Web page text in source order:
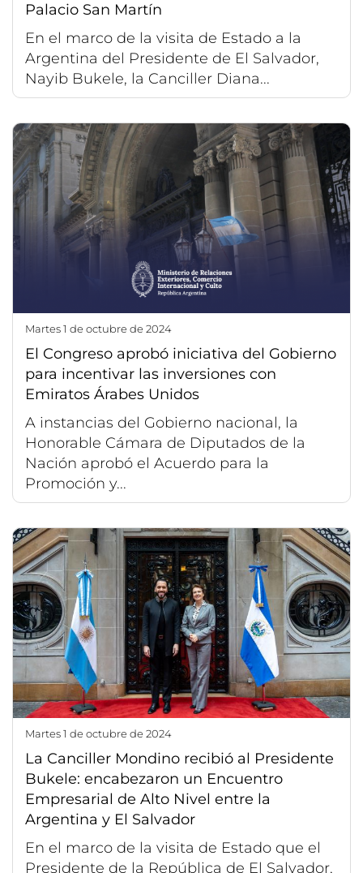
Palacio San Martín
En el marco de la visita de Estado a la
Argentina del Presidente de El Salvador,
Nayib Bukele, la Canciller Diana...
martes 1 de octubre de 2024
El Congreso aprobó iniciativa del Gobierno
para incentivar las inversiones con
Emiratos Árabes Unidos
A instancias del Gobierno nacional, la
Honorable Cámara de Diputados de la
Nación aprobó el Acuerdo para la
Promoción y...
martes 1 de octubre de 2024
La Canciller Mondino recibió al Presidente
Bukele: encabezaron un Encuentro
Empresarial de Alto Nivel entre la
Argentina y El Salvador
En el marco de la visita de Estado que el
Presidente de la República de El Salvador,